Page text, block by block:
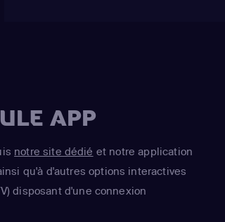
APP
notre site dédié et notre application
qu'à d'autres options interactives
disposant d'une connexion